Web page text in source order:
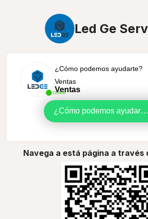
Led Ge
Online
¿Cómo podemos ayudarte?
Ventas
Ventas
¿Cómo podemos ayudarte?
Navega a está página a través